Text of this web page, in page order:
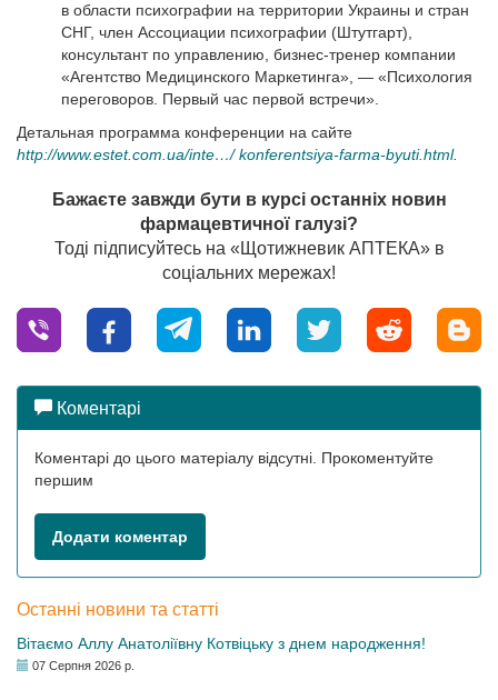
в области психографии на территории Украины и стран
СНГ, член Ассоциации психографии (Штутгарт),
консультант по управлению, бизнес-тренер компании
«Агентство Медицинского Маркетинга», — «Психология
переговоров. Первый час первой встречи».
Детальная программа конференции на сайте
http://www.estet.com.ua/inte…/ konferentsiya-farma-byuti.html.
Бажаєте завжди бути в курсі останніх новин
фармацевтичної галузі?
Тоді підписуйтесь на «Щотижневик АПТЕКА» в
соціальних мережах!
Коментарі
Коментарі до цього матеріалу відсутні. Прокоментуйте
першим
Додати коментар
Останні новини та статті
Вітаємо Аллу Анатоліївну Котвіцьку з днем народження!
07 Серпня 2026 р.